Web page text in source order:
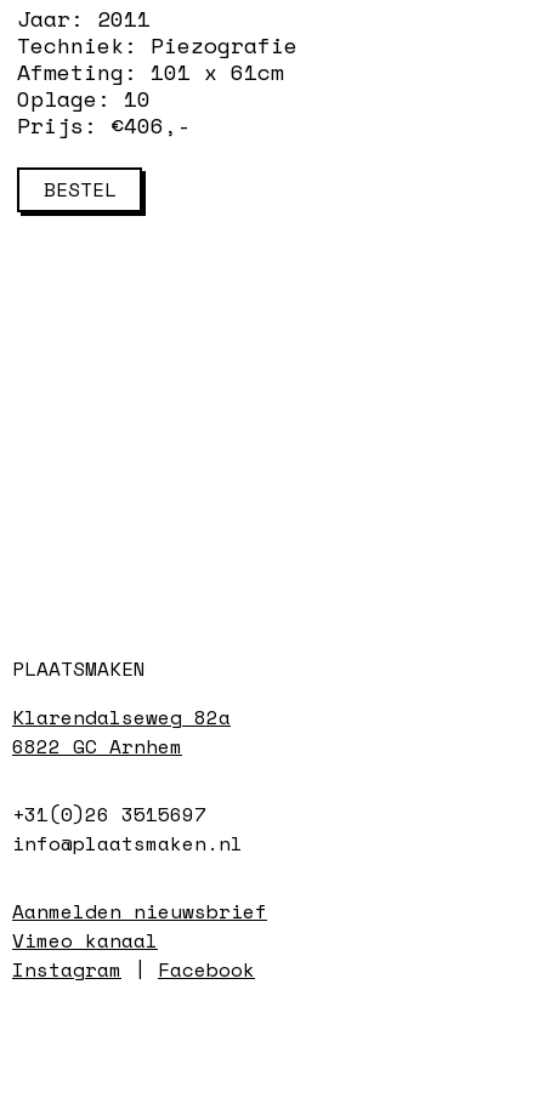
Jaar: 2011
Techniek: Piezografie
Afmeting: 101 x 61cm
Oplage: 10
Prijs: €406 ,-
BESTEL
PLAATSMAKEN
Klarendalseweg 82a
6822 GC Arnhem
+31(0)26 3515697
info@plaatsmaken.nl
Aanmelden nieuwsbrief
Vimeo kanaal
Instagram | Facebook